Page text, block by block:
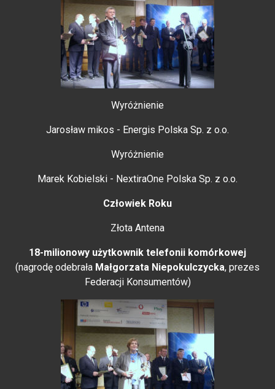
Wyróżnienie
Jarosław mikos - Energis Polska Sp. z o.o.
Wyróżnienie
Marek Kobielski - NextiraOne Polska Sp. z o.o.
Człowiek Roku
Złota Antena
18-milionowy użytkownik telefonii komórkowej
(nagrodę odebrała Małgorzata Niepokulczycka, prezes
Federacji Konsumentów)